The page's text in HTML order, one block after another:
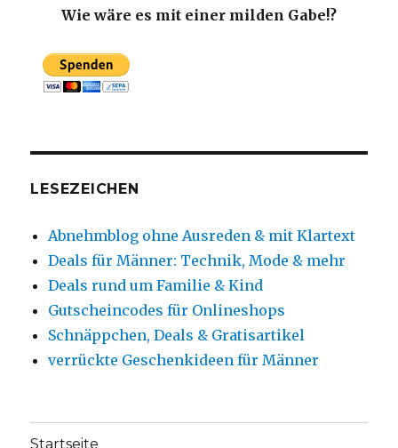
Wie wäre es mit einer milden Gabe!?
LESEZEICHEN
Abnehmblog ohne Ausreden & mit Klartext
Deals für Männer: Technik, Mode & mehr
Deals rund um Familie & Kind
Gutscheincodes für Onlineshops
Schnäppchen, Deals & Gratisartikel
verrückte Geschenkideen für Männer
Startseite